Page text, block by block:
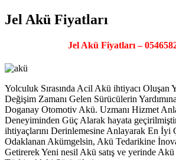
Jel Akü Fiyatları
Jel Akü Fiyatları –
Yolculuk Sırasında Acil Akü ihtiyacı Oluşan
Değişim Zamanı Gelen Sürücülerin
Doganay Otomotiv Akü. Uzmanı Hizmet
Deneyiminden Güç Alarak hayata
ihtiyaçlarını Derinlemesine Anlayarak En İyi
Odaklanan Akümgelsin, Akü Tedarikine
Getirerek Yeni nesil Akü satış ve yerinde